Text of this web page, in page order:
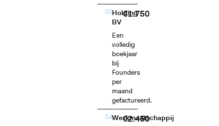
03Holding
BV
Een
volledig
boekjaar
bij
Founders
per
maand
gefactureerd.
€1.750
04Werkmaatschappij
€2.450